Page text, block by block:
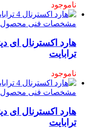
ناموجود
مشخصات فنی محصول
ترابایت
ناموجود
مشخصات فنی محصول
ترابایت